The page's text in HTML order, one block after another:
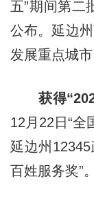
五”期间第二
公布。延边
发展重点城市
获得
12月22日“全
延边州
百姓服务奖”。